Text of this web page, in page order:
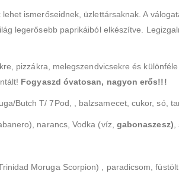
ismerőseidnek, üzlettársaknak. A
legerősebb paprikáiból elkészítve.
pizzákra, melegszendvicsekre és
Fogyaszd óvatosan, nagyon erős!!!
Butch T/ 7Pod, , balzsamecet, cukor, só,
narancs, Vodka (víz, gabonaszesz)
Moruga Scorpion) , paradicsom,